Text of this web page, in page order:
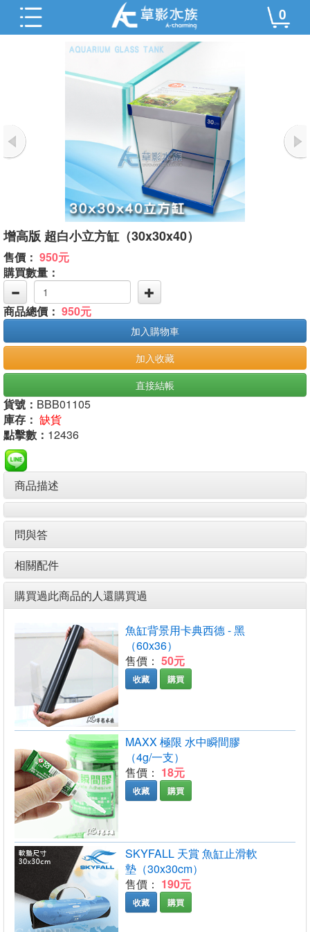
0
增高版 超白小立方缸（30x30x40）
售價： 950元
購買數量：
商品總價： 950元
加入購物車
加入收藏
直接結帳
貨號： BBB01105
庫存： 缺貨
點擊數： 12436
商品描述
問與答
相關配件
購買過此商品的人還購買過
魚缸背景用卡典西德 - 黑
（60x36）
售價： 50元
收藏 購買
MAXX 極限 水中瞬間膠
（4g/一支）
售價： 18元
收藏 購買
SKYFALL 天賞 魚缸止滑軟
墊（30x30cm）
售價： 190元
收藏 購買